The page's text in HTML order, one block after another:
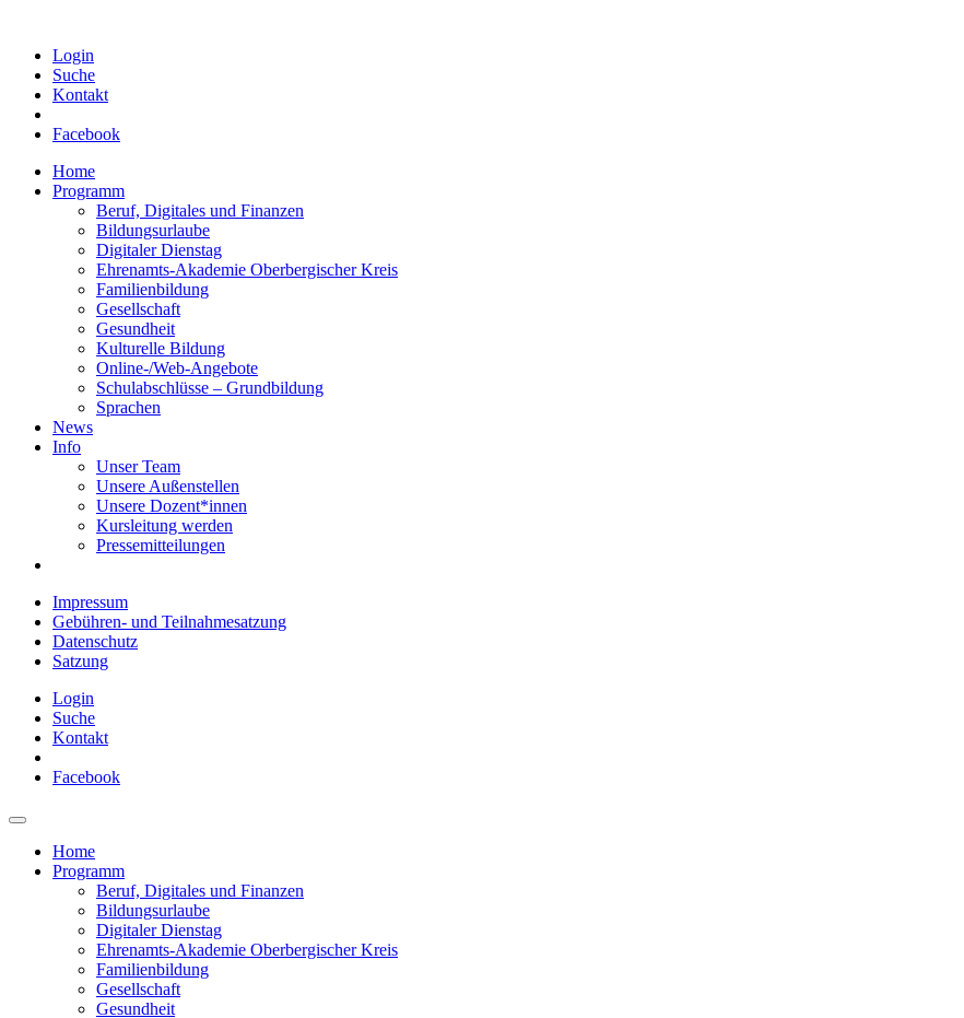
Login
Suche
Kontakt
Facebook
Home
Programm
Beruf, Digitales und Finanzen
Bildungsurlaube
Digitaler Dienstag
Ehrenamts-Akademie Oberbergischer Kreis
Familienbildung
Gesellschaft
Gesundheit
Kulturelle Bildung
Online-/Web-Angebote
Schulabschlüsse – Grundbildung
Sprachen
News
Info
Unser Team
Unsere Außenstellen
Unsere Dozent*innen
Kursleitung werden
Pressemitteilungen
Impressum
Gebühren- und Teilnahmesatzung
Datenschutz
Satzung
Login
Suche
Kontakt
Facebook
Home
Programm
Beruf, Digitales und Finanzen
Bildungsurlaube
Digitaler Dienstag
Ehrenamts-Akademie Oberbergischer Kreis
Familienbildung
Gesellschaft
Gesundheit